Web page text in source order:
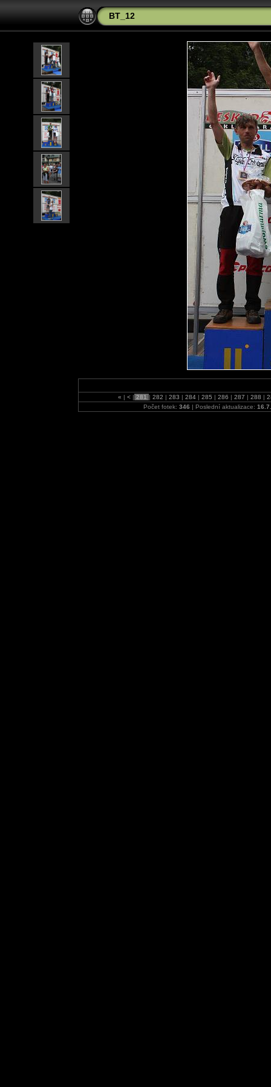
BT_12
« | < | 281 | 282 | 283 | 284 | 285 | 286 | 287 | 288 |
Počet fotek: 346 | Poslední aktualizace: